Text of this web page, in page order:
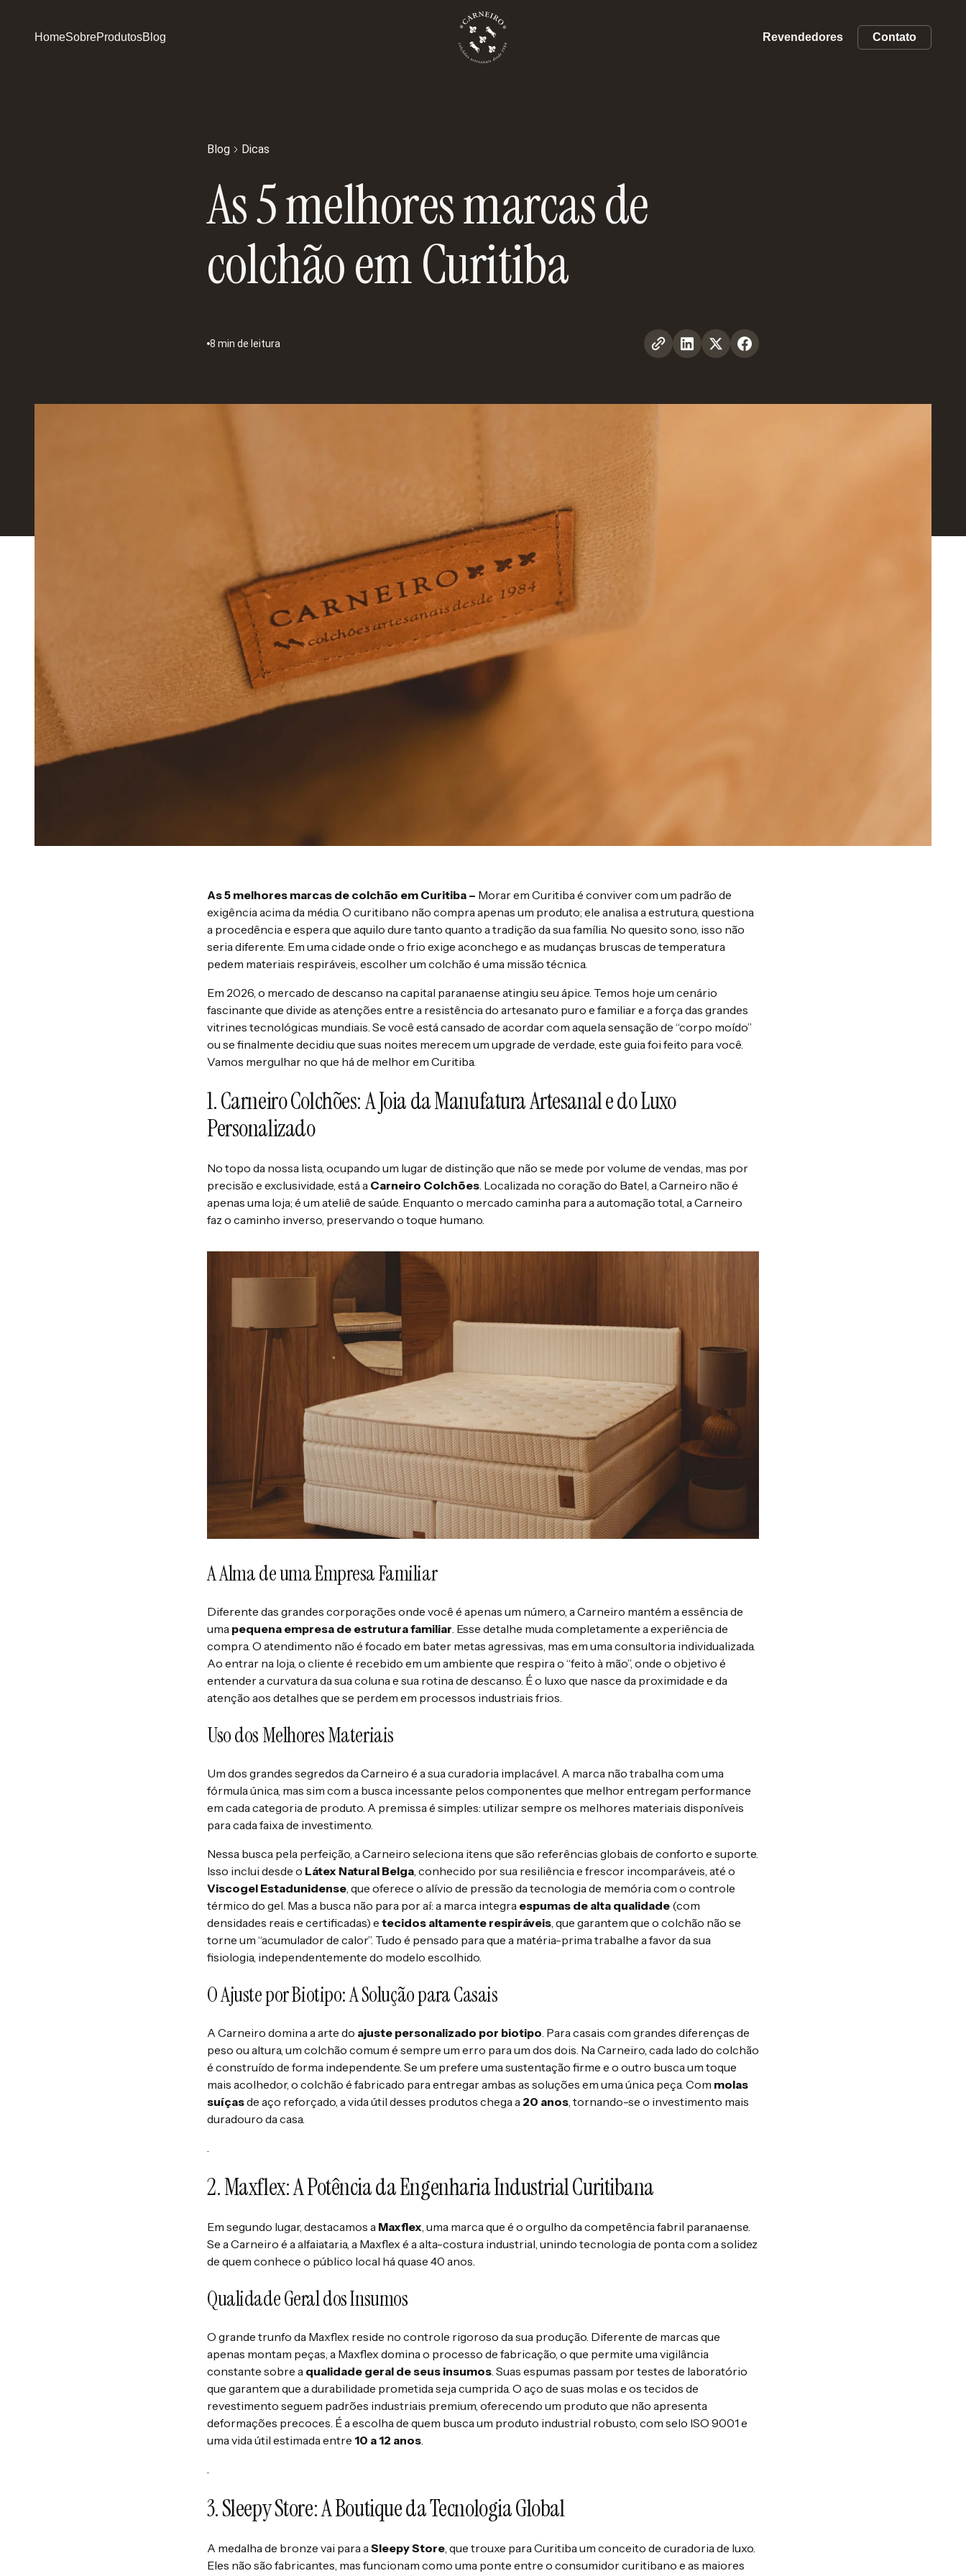
HomeSobreProdutosBlog Revendedores Contato
Blog Dicas
As 5 melhores marcas de
colchão em Curitiba
8 min de leitura
As 5 melhores marcas de colchão em Curitiba – Morar em Curitiba é conviver com um padrão de
exigência acima da média. O curitibano não compra apenas um produto; ele analisa a estrutura, questiona
a procedência e espera que aquilo dure tanto quanto a tradição da sua família. No quesito sono, isso não
seria diferente. Em uma cidade onde o frio exige aconchego e as mudanças bruscas de temperatura
pedem materiais respiráveis, escolher um colchão é uma missão técnica.
Em 2026, o mercado de descanso na capital paranaense atingiu seu ápice. Temos hoje um cenário
fascinante que divide as atenções entre a resistência do artesanato puro e familiar e a força das grandes
vitrines tecnológicas mundiais. Se você está cansado de acordar com aquela sensação de “corpo moído”
ou se finalmente decidiu que suas noites merecem um upgrade de verdade, este guia foi feito para você.
Vamos mergulhar no que há de melhor em Curitiba.
1. Carneiro Colchões: A Joia da Manufatura Artesanal e do Luxo
Personalizado
No topo da nossa lista, ocupando um lugar de distinção que não se mede por volume de vendas, mas por
precisão e exclusividade, está a Carneiro Colchões. Localizada no coração do Batel, a Carneiro não é
apenas uma loja; é um ateliê de saúde. Enquanto o mercado caminha para a automação total, a Carneiro
faz o caminho inverso, preservando o toque humano.
A Alma de uma Empresa Familiar
Diferente das grandes corporações onde você é apenas um número, a Carneiro mantém a essência de
uma pequena empresa de estrutura familiar. Esse detalhe muda completamente a experiência de
compra. O atendimento não é focado em bater metas agressivas, mas em uma consultoria individualizada.
Ao entrar na loja, o cliente é recebido em um ambiente que respira o “feito à mão”, onde o objetivo é
entender a curvatura da sua coluna e sua rotina de descanso. É o luxo que nasce da proximidade e da
atenção aos detalhes que se perdem em processos industriais frios.
Uso dos Melhores Materiais
Um dos grandes segredos da Carneiro é a sua curadoria implacável. A marca não trabalha com uma
fórmula única, mas sim com a busca incessante pelos componentes que melhor entregam performance
em cada categoria de produto. A premissa é simples: utilizar sempre os melhores materiais disponíveis
para cada faixa de investimento.
Nessa busca pela perfeição, a Carneiro seleciona itens que são referências globais de conforto e suporte.
Isso inclui desde o Látex Natural Belga, conhecido por sua resiliência e frescor incomparáveis, até o
Viscogel Estadunidense, que oferece o alívio de pressão da tecnologia de memória com o controle
térmico do gel. Mas a busca não para por aí: a marca integra espumas de alta qualidade (com
densidades reais e certificadas) e tecidos altamente respiráveis, que garantem que o colchão não se
torne um “acumulador de calor”. Tudo é pensado para que a matéria-prima trabalhe a favor da sua
fisiologia, independentemente do modelo escolhido.
O Ajuste por Biotipo: A Solução para Casais
A Carneiro domina a arte do ajuste personalizado por biotipo. Para casais com grandes diferenças de
peso ou altura, um colchão comum é sempre um erro para um dos dois. Na Carneiro, cada lado do colchão
é construído de forma independente. Se um prefere uma sustentação firme e o outro busca um toque
mais acolhedor, o colchão é fabricado para entregar ambas as soluções em uma única peça. Com molas
suíçasde aço reforçado, a vida útil desses produtos chega a 20 anos, tornando-se o investimento mais
duradouro da casa.
.
2. Maxflex: A Potência da Engenharia Industrial Curitibana
Em segundo lugar, destacamos a Maxflex, uma marca que é o orgulho da competência fabril paranaense.
Se a Carneiro é a alfaiataria, a Maxflex é a alta-costura industrial, unindo tecnologia de ponta com a solidez
de quem conhece o público local há quase 40 anos.
Qualidade Geral dos Insumos
O grande trunfo da Maxflex reside no controle rigoroso da sua produção. Diferente de marcas que
apenas montam peças, a Maxflex domina o processo de fabricação, o que permite uma vigilância
constante sobre a qualidade geral de seus insumos. Suas espumas passam por testes de laboratório
que garantem que a durabilidade prometida seja cumprida. O aço de suas molas e os tecidos de
revestimento seguem padrões industriais premium, oferecendo um produto que não apresenta
deformações precoces. É a escolha de quem busca um produto industrial robusto, com selo ISO 9001 e
uma vida útil estimada entre 10 a 12 anos.
.
3. Sleepy Store: A Boutique da Tecnologia Global
A medalha de bronze vai para aSleepy Store, que trouxe para Curitiba um conceito de curadoria de luxo.
Eles não são fabricantes, mas funcionam como uma ponte entre o consumidor curitibano e as maiores